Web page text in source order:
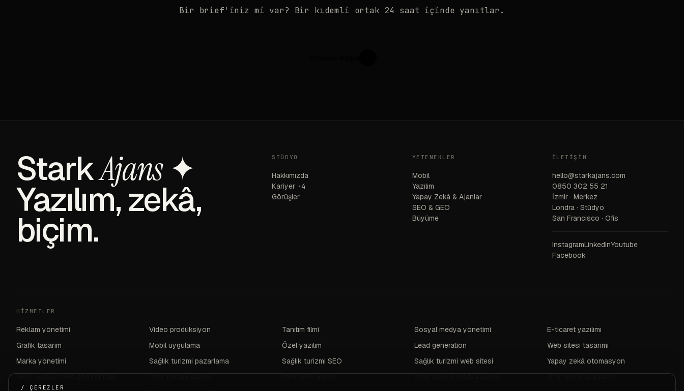
Bir brief'iniz mi var? Bir kıdemli ortak 24 saat içinde yanıtlar.
StarkAjans✦
Yazılım, zekâ,
biçim.
STÜDYO
Hakkımızda
Kariyer ·4
Görüşler
YETENEKLER
Mobil
Yazılım
Yapay Zekâ & Ajanlar
SEO & GEO
Büyüme
İLETIŞIM
hello@starkajans.com
0850 302 55 21
İzmir · Merkez
Londra · Stüdyo
San Francisco · Ofis
InstagramLinkedinYoutube
Facebook
HIZMETLER
Reklam yönetimi Video prodüksiyon Tanıtım filmi Sosyal medya yönetimi
E-ticaret yazılımı
Grafik tasarım
Mobil uygulama Özel yazılım Lead generation
Web sitesi tasarımı
Marka yönetimi
Sağlık turizmi pazarlama Sağlık turizmi SEO Sağlık turizmi web sitesi
Yapay zekâ otomasyon
GEO · yapay zekâ görünürlüğü
İzmir reklam ajansı İzmir SEO ajansı İzmir sosyal medya ajansı
İzmir mobil uygulama
/ ÇEREZLER